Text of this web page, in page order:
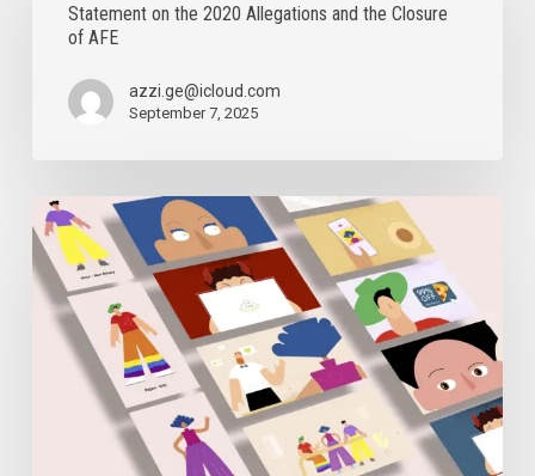
2020
Allegations
Closure
Statement on the 2020 Allegations and the Closure
of AFE
azzi.ge@icloud.com
September 7, 2025
Digital
Security
Sessions